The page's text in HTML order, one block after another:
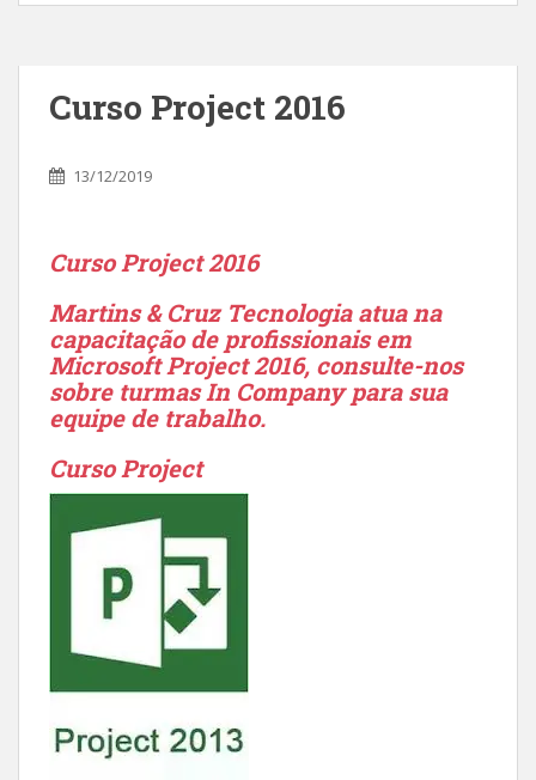
Curso Project 2016
13/12/2019
Curso Project 2016
Martins & Cruz Tecnologia atua na
capacitação de profissionais em
Microsoft Project 2016, consulte-nos
sobre turmas In Company para sua
equipe de trabalho.
Curso Project